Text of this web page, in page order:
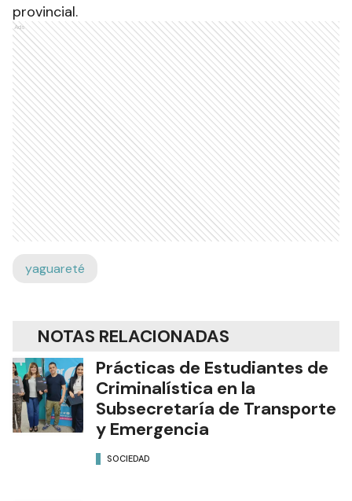
provincial.
Ads
yaguareté
NOTAS RELACIONADAS
Prácticas de Estudiantes de
Criminalística en la
Subsecretaría de Transporte
y Emergencia
SOCIEDAD